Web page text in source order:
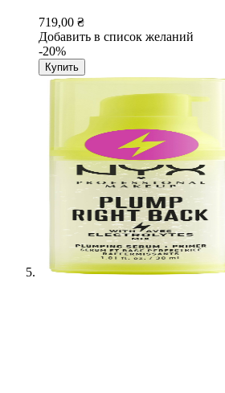
719,00 ₴
Добавить в список желаний
-20%
Купить